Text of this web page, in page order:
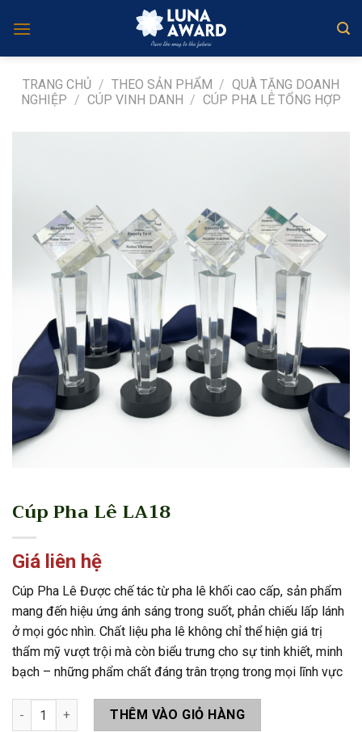
TRANG CHỦ / THEO SẢN PHẨM / QUÀ TẶNG DOANH
NGHIỆP / CÚP VINH DANH / CÚP PHA LÊ TỔNG HỢP
Cúp Pha Lê LA18
Giá liên hệ
Cúp Pha Lê Được chế tác từ pha lê khối cao cấp, sản phẩm
mang đến hiệu ứng ánh sáng trong suốt, phản chiếu lấp lánh
ở mọi góc nhìn. Chất liệu pha lê không chỉ thể hiện giá trị
thẩm mỹ vượt trội mà còn biểu trưng cho sự tinh khiết, minh
bạch – những phẩm chất đáng trân trọng trong mọi lĩnh vực
Cúp Pha Lê LA18 số lượngTHÊM VÀO GIỎ HÀNG